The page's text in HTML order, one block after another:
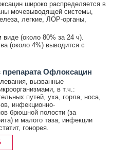
широко распределяется в
мочевыводящей системы,
легкие, ЛОР-органы,
(около 80% за 24 ч).
(около 4%) выводится с
препарата Офлоксацин
вызванные
в т.ч.:
путей, уха, горла, носа,
инфекционно-
брюшной полости (за
и малого таза, инфекции
гонорея.